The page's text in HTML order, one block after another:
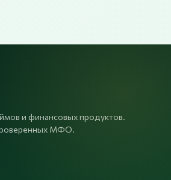
и финансовых продуктов.
МФО.